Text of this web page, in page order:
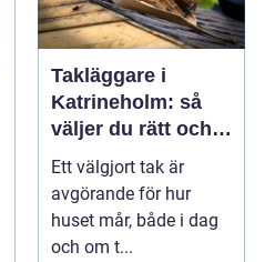
Takläggare i
Katrineholm: så
väljer du rätt och
får ett tak som
håller
Ett välgjort tak är
avgörande för hur
huset mår, både i dag
och om t...